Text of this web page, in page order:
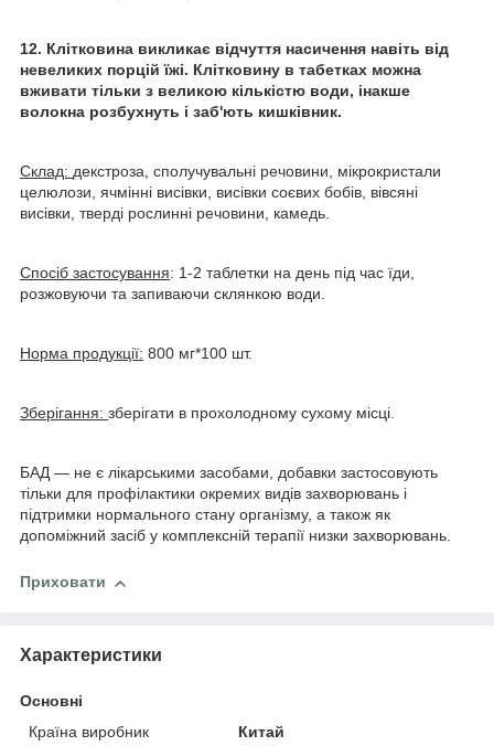
12. Клітковина викликає відчуття насичення навіть від
невеликих порцій їжі. Клітковину в табетках можна
вживати тільки з великою кількістю води, інакше
волокна розбухнуть і заб'ють кишківник.
Склад: декстроза, сполучувальні речовини, мікрокристали
целюлози, ячмінні висівки, висівки соєвих бобів, вівсяні
висівки, тверді рослинні речовини, камедь.
Спосіб застосування: 1-2 таблетки на день під час їди,
розжовуючи та запиваючи склянкою води.
Норма продукції: 800 мг*100 шт.
Зберігання: зберігати в прохолодному сухому місці.
БАД — не є лікарськими засобами, добавки застосовують
тільки для профілактики окремих видів захворювань і
підтримки нормального стану організму, а також як
допоміжний засіб у комплексній терапії низки захворювань.
Приховати
Характеристики
Основні
Країна виробник
Китай